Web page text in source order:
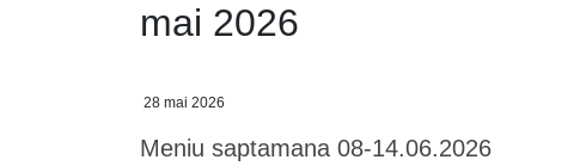
mai 2026
28 mai 2026
Meniu saptamana 08-14.06.2026